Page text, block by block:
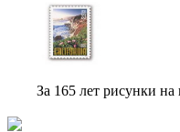
За 165 лет рисунки